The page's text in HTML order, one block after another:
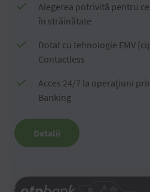
Alegerea potrivită pentru
în străinătate
Dotat cu tehnologie EMV
Contactless
Acces 24/7 la operațiuni
Banking
Detalii